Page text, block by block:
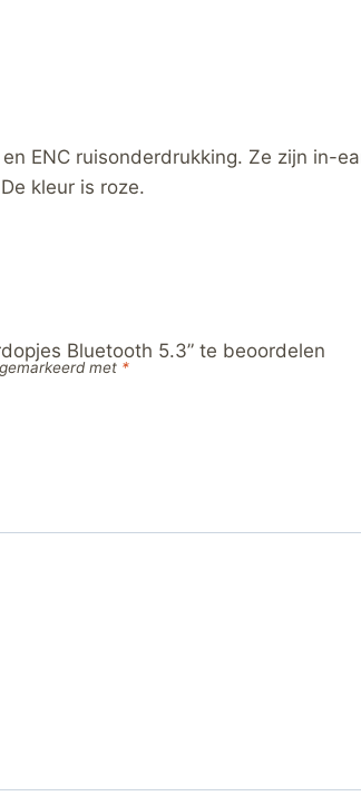
ENC ruisonderdrukking. Ze zijn in-
kleur is roze.
Bluetooth 5.3” te beoordelen
met *